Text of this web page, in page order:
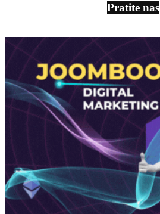
Pratite nas